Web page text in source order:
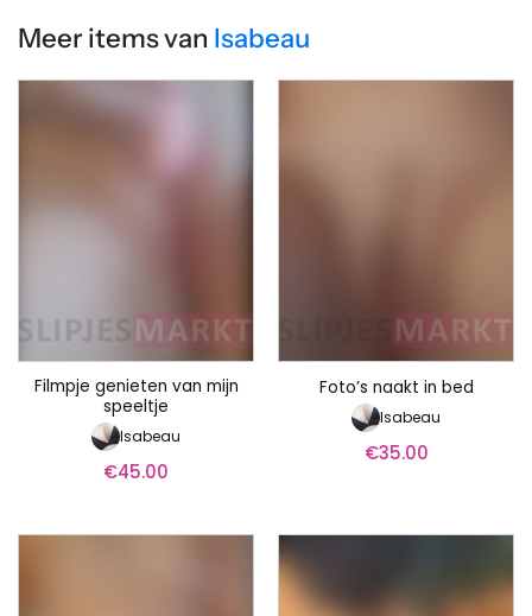
Meer items van Isabeau
Filmpje genieten van mijn
speeltje
Isabeau
€45.00
Foto’s naakt in bed
Isabeau
€35.00